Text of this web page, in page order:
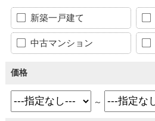
新築一戸建て
中古マンション
価格
～